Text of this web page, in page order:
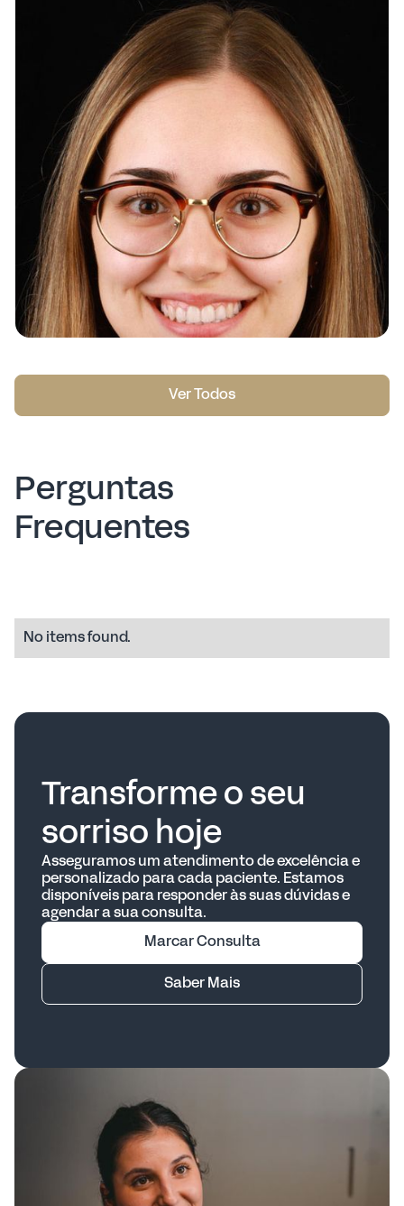
Ver caso
Ver caso
Ver Todos
Perguntas
Frequentes
No items found.
Transforme o seu
sorriso hoje
Asseguramos um atendimento de excelência e
personalizado para cada paciente. Estamos
disponíveis para responder às suas dúvidas e
agendar a sua consulta.
Marcar Consulta
Saber Mais